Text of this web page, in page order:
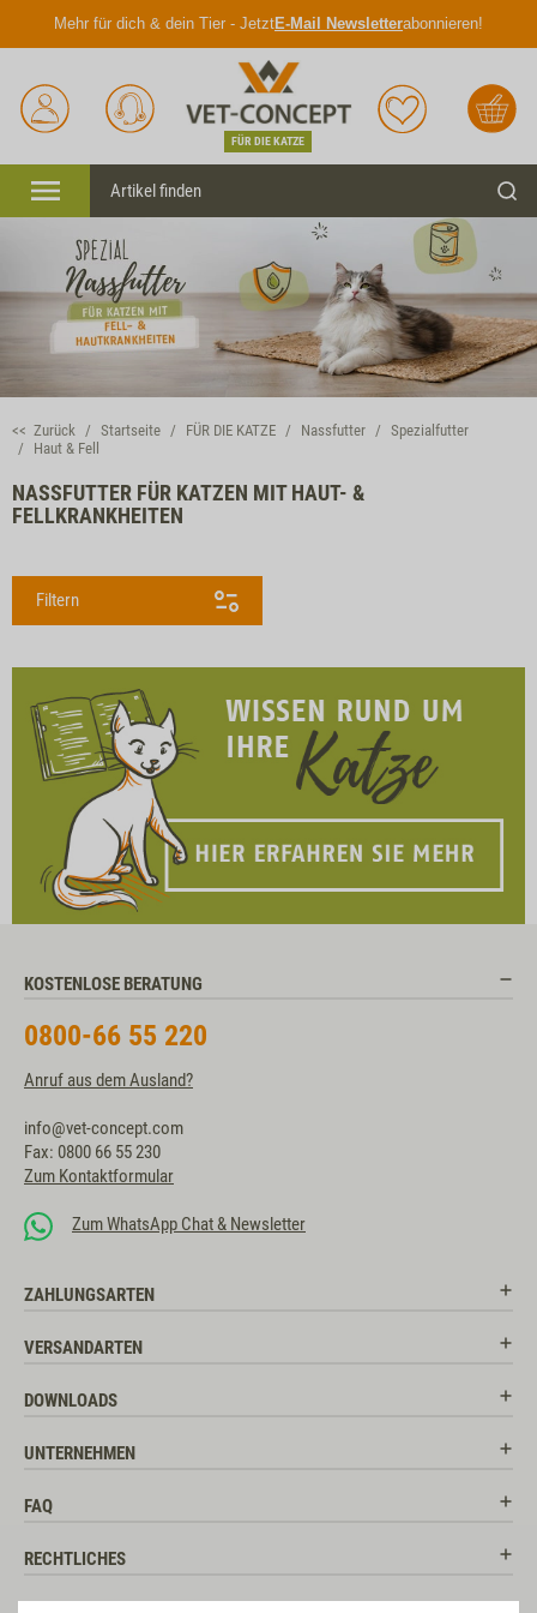
Mehr für dich & dein Tier - JetztE-Mail Newsletterabonnieren!
Anmelden
Unser
Service
FÜR DIE KATZE
Merkliste Warenkorb
Menü
<< Zurück Startseite FÜR DIE KATZE Nassfutter
Spezialfutter
Haut & Fell
NASSFUTTER FÜR KATZEN MIT HAUT- &
FELLKRANKHEITEN
Filtern
KOSTENLOSE BERATUNG
0800-66 55 220
Anruf aus dem Ausland?
info@vet-concept.com
Fax: 0800 66 55 230
Zum Kontaktformular
Zum WhatsApp Chat & Newsletter
ZAHLUNGSARTEN
VERSANDARTEN
DOWNLOADS
UNTERNEHMEN
FAQ
RECHTLICHES